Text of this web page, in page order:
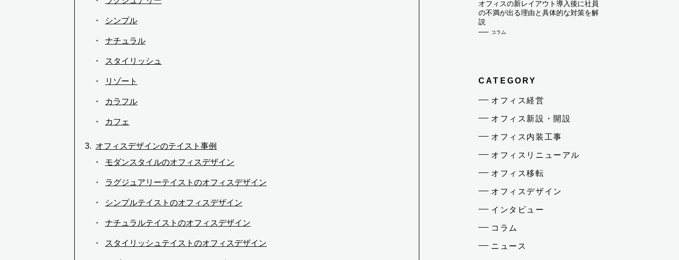
オフィスの新レイアウト導入後に社員
の不満が出る理由と具体的な対策を解
説
コラム
CATEGORY
オフィス経営
オフィス新設・開設
オフィス内装工事
オフィスリニューアル
オフィス移転
オフィスデザイン
インタビュー
コラム
ニュース
シンプル
ナチュラル
スタイリッシュ
リゾート
カラフル
カフェ
オフィスデザインのテイスト事例
モダンスタイルのオフィスデザイン
ラグジュアリーテイストのオフィスデザイン
シンプルテイストのオフィスデザイン
ナチュラルテイストのオフィスデザイン
スタイリッシュテイストのオフィスデザイン